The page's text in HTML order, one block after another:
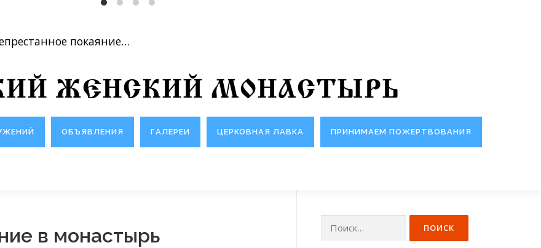
покаяние…
ЖЕНСКИЙ МОНАСТЫРЬ
ОБЪЯВЛЕНИЯ ГАЛЕРЕИ ЦЕРКОВНАЯ ЛАВКА ПРИНИМАЕМ ПОЖЕРТВОВАНИЯ
в монастырь
Найти: